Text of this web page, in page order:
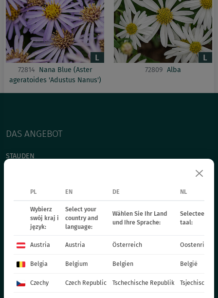
72814 Nana Blue (Aster
ageratoides 'Adustus Nanus')
72809 Alba
DAS ANGEBOT
STAUDEN
TOPFPFLANZEN
CHRYSANTHEMEN
WEIHNACHTSSTERN
DÜNGER
KATALOG OGRODNIKA
PL EN DE NL
Wybierz
swój kraj i
język:
Select your
country and
language:
Wählen Sie Ihr Land
und Ihre Sprache:
Selecteer uw
taal:
Austria Austria Österreich Oostenrijk
Belgia Belgium Belgien België
Czechy Czech Republic Tschechische Republik Tsjechische